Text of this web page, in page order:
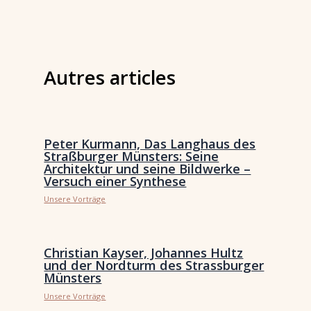
Autres articles
Peter Kurmann, Das Langhaus des
Straßburger Münsters: Seine
Architektur und seine Bildwerke –
Versuch einer Synthese
Unsere Vorträge
Christian Kayser, Johannes Hultz
und der Nordturm des Strassburger
Münsters
Unsere Vorträge